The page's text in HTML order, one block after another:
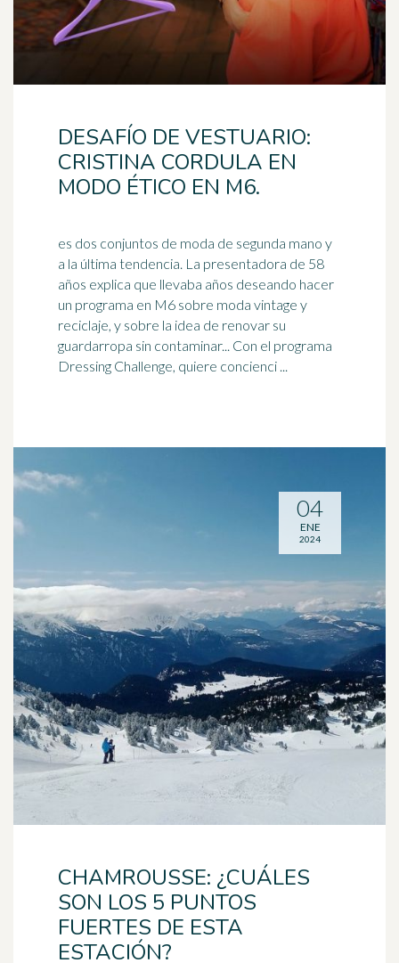
DESAFÍO DE VESTUARIO:
CRISTINA CORDULA EN
MODO ÉTICO EN M6.
es dos conjuntos de moda de segunda mano y
a la última tendencia. La presentadora de 58
años explica que llevaba años deseando hacer
un programa en M6 sobre moda vintage y
reciclaje, y sobre la idea de renovar su
guardarropa sin contaminar... Con el programa
Dressing Challenge, quiere concienci ...
CHAMROUSSE: ¿CUÁLES
SON LOS 5 PUNTOS
FUERTES DE ESTA
ESTACIÓN?
04
ENE
2024